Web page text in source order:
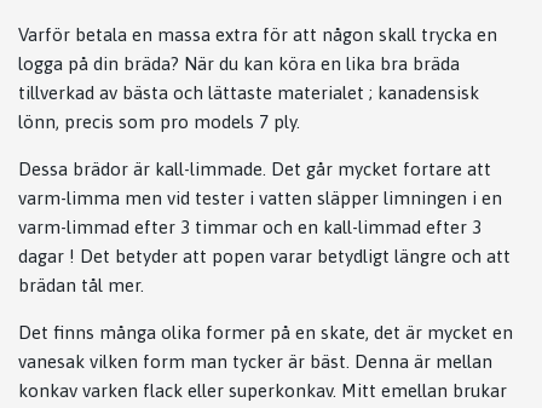
Varför betala en massa extra för att någon skall trycka en
logga på din bräda? När du kan köra en lika bra bräda
tillverkad av bästa och lättaste materialet ; kanadensisk
lönn, precis som pro models 7 ply.
Dessa brädor är kall-limmade. Det går mycket fortare att
varm-limma men vid tester i vatten släpper limningen i en
varm-limmad efter 3 timmar och en kall-limmad efter 3
dagar ! Det betyder att popen varar betydligt längre och att
brädan tål mer.
Det finns många olika former på en skate, det är mycket en
vanesak vilken form man tycker är bäst. Denna är mellan
konkav varken flack eller superkonkav. Mitt emellan brukar